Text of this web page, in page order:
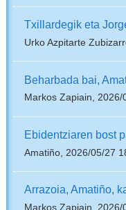
Txillardegik eta
Urko Azpitarte
Beharbada bai,
Markos Zapiain, 2026/
Ebidentziaren bost
Amatiño, 2026/05/27
Arrazoia, Amatiño,
Markos Zapiain, 2026/